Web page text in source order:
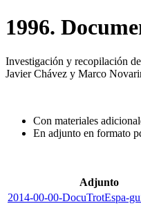
1996.
Investigación y recopilación
Javier Chávez y Marco
Con materiales
En adjunto en formato
Adjunto
2014-00-00-DocuTrotEspa-